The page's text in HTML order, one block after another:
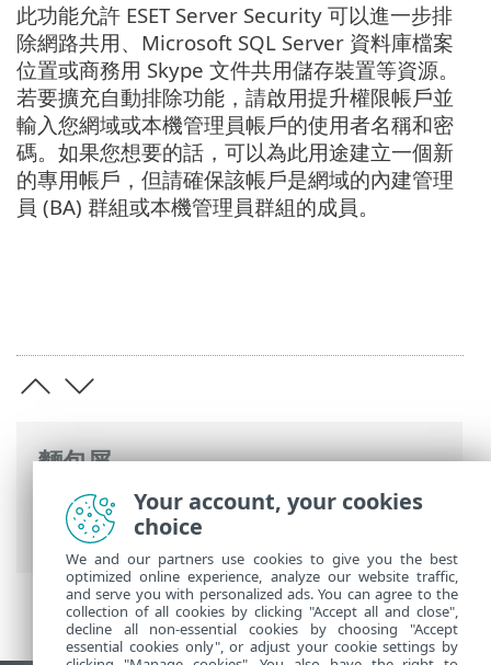
麵包屑
ESET 線上說明>ESET Server Security>進
階設定> 掃描>排除
此功能允許 ESET Server Security 可以進一步排
除網路共用、Microsoft SQL Server 資料庫檔案
位置或商務用 Skype 文件共用儲存裝置等資源。
若要擴充自動排除功能，請啟用提升權限帳戶並
輸入您網域或本機管理員帳戶的使用者名稱和密
碼。如果您想要的話，可以為此用途建立一個新
的專用帳戶，但請確保該帳戶是網域的內建管理
員 (BA) 群組或本機管理員群組的成員。
Your account, your cookies
choice
We and our partners use cookies to give you the best
optimized online experience, analyze our website traffic,
and serve you with personalized ads. You can agree to the
collection of all cookies by clicking "Accept all and close",
decline all non-essential cookies by choosing "Accept
essential cookies only", or adjust your cookie settings by